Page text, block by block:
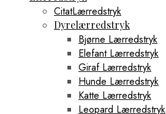
CitatLærredstryk
Dyrelærredstryk
Bjørne Lærredstryk
Elefant Lærredstryk
Giraf Lærredstryk
Hunde Lærredstryk
Katte Lærredstryk
Leopard Lærredstryk